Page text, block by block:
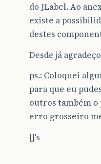
do JLabel. Ao
existe a
destes
Desde já
ps.: Coloquei
para que eu
outros também o
erro grosseiro
[]'s